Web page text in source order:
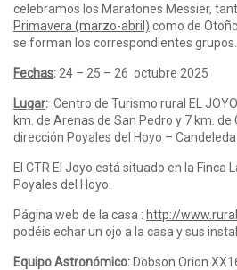
celebramos los Maratones Messier,
Primavera (marzo-abril) como de
se forman los correspondientes grupos.
Fechas: 24 – 25 – 26 octubre 2025
Lugar: Centro de Turismo rural EL
km. de Arenas de San Pedro y 7 km. de
dirección Poyales del Hoyo –
El CTR El Joyo está situado en la Finca
Poyales del Hoyo.
Página web de la casa : http://
podéis echar un ojo a la casa y sus
Equipo Astronómico: Dobson Orion